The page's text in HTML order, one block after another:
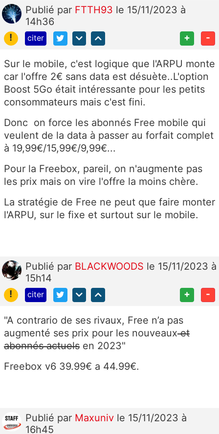
Publié par FTTH93 le 15/11/2023 à
14h36
!
citer + -
Sur le mobile, c'est logique que l'ARPU monte
car l'offre 2€ sans data est désuète..L'option
Boost 5Go était intéressante pour les petits
consommateurs mais c'est fini.
Donc on force les abonnés Free mobile qui
veulent de la data à passer au forfait complet
à 19,99€/15,99€/9,99€...
Pour la Freebox, pareil, on n'augmente pas
les prix mais on vire l'offre la moins chère.
La stratégie de Free ne peut que faire monter
l'ARPU, sur le fixe et surtout sur le mobile.
Publié par BLACKWOODS le 15/11/2023 à
15h14
!
citer + -
"A contrario de ses rivaux, Free n’a pas
augmenté ses prix pour les nouveauxet
abonnés actuels en 2023"
Freebox v6 39.99€ a 44.99€.
Publié par Maxuniv le 15/11/2023 à
16h45